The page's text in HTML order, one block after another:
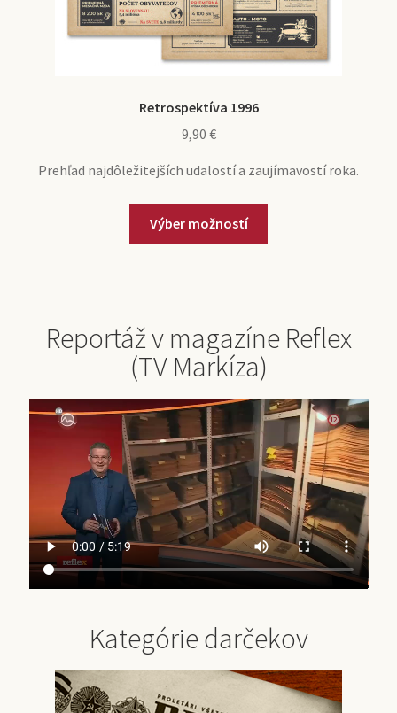
Retrospektíva 1996
9,90 €
Prehľad najdôležitejších udalostí a zaujímavostí roka.
Výber možností
Reportáž v magazíne Reflex
(TV Markíza)
Kategórie darčekov